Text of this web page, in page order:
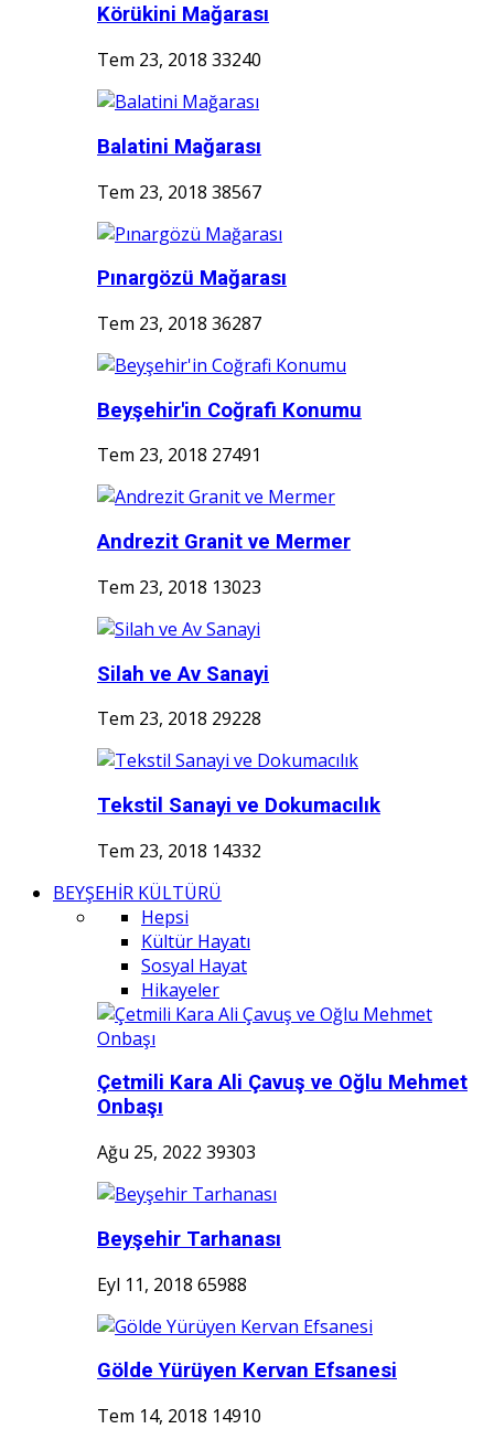
Körükini Mağarası
Tem 23, 2018 33240
Balatini Mağarası
Tem 23, 2018 38567
Pınargözü Mağarası
Tem 23, 2018 36287
Beyşehir'in Coğrafi Konumu
Tem 23, 2018 27491
Andrezit Granit ve Mermer
Tem 23, 2018 13023
Silah ve Av Sanayi
Tem 23, 2018 29228
Tekstil Sanayi ve Dokumacılık
Tem 23, 2018 14332
BEYŞEHİR KÜLTÜRÜ
Hepsi
Kültür Hayatı
Sosyal Hayat
Hikayeler
Çetmili Kara Ali Çavuş ve Oğlu Mehmet
Onbaşı
Ağu 25, 2022 39303
Beyşehir Tarhanası
Eyl 11, 2018 65988
Gölde Yürüyen Kervan Efsanesi
Tem 14, 2018 14910